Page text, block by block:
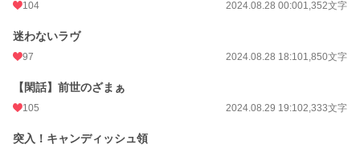
104 2024.08.28 00:001,352文字
迷わないラヴ
97 2024.08.28 18:101,850文字
【閑話】前世のざまぁ
105 2024.08.29 19:102,333文字
突入！キャンディッシュ領